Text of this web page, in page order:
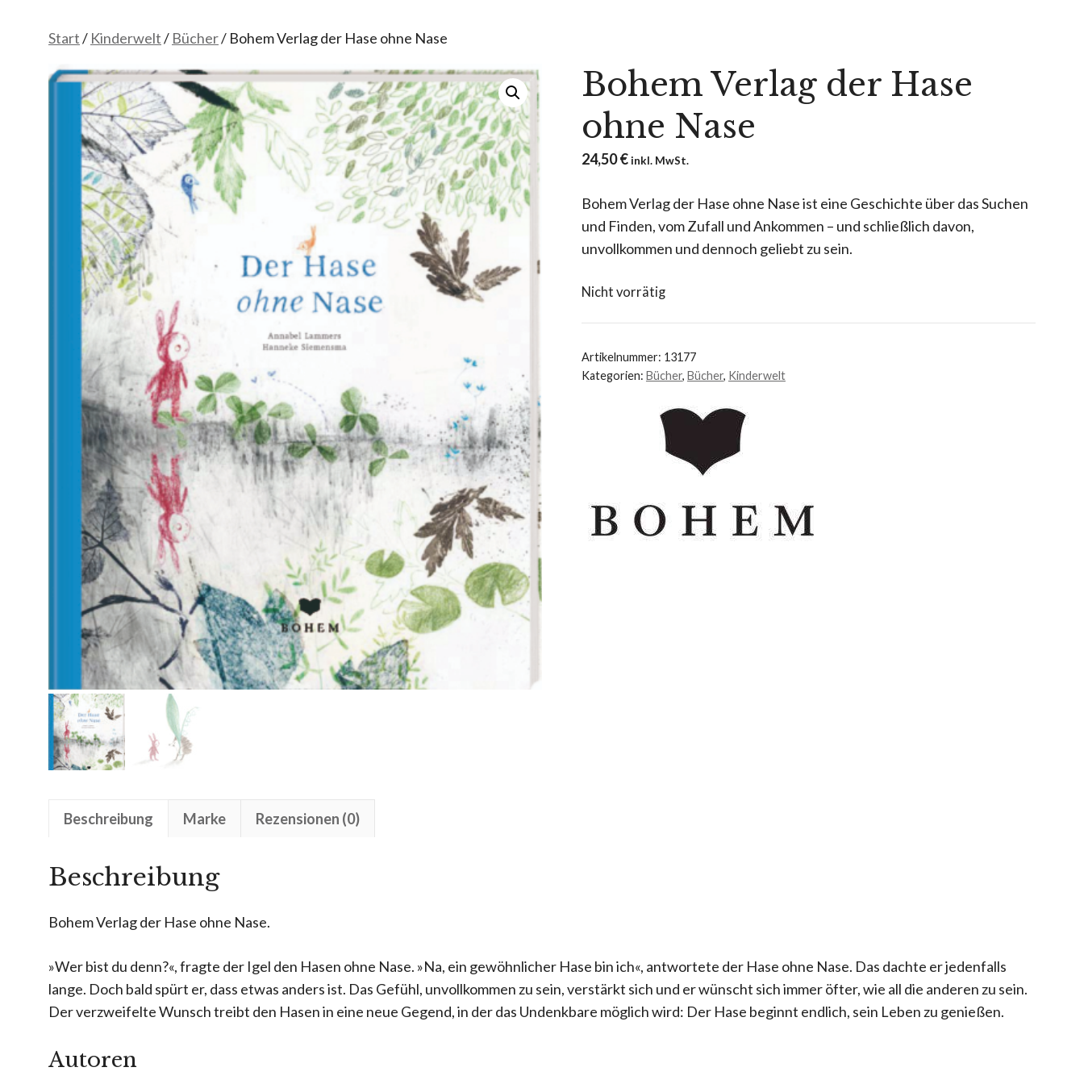
Start/ Kinderwelt/ Bücher/ Bohem Verlag der Hase ohne Nase
Bohem Verlag der Hase
ohne Nase
24,50€ inkl. MwSt.
Bohem Verlag der Hase ohne Nase ist eine Geschichte über das Suchen
und Finden, vom Zufall und Ankommen – und schließlich davon,
unvollkommen und dennoch geliebt zu sein.
Nicht vorrätig
Artikelnummer: 13177
Kategorien: Bücher, Bücher, Kinderwelt
Beschreibung Marke Rezensionen (0)
Beschreibung
Bohem Verlag der Hase ohne Nase.
»Wer bist du denn?«, fragte der Igel den Hasen ohne Nase. »Na, ein gewöhnlicher Hase bin ich«, antwortete der Hase ohne Nase. Das dachte er jedenfalls
lange. Doch bald spürt er, dass etwas anders ist. Das Gefühl, unvollkommen zu sein, verstärkt sich und er wünscht sich immer öfter, wie all die anderen zu sein.
Der verzweifelte Wunsch treibt den Hasen in eine neue Gegend, in der das Undenkbare möglich wird: Der Hase beginnt endlich, sein Leben zu genießen.
Autoren